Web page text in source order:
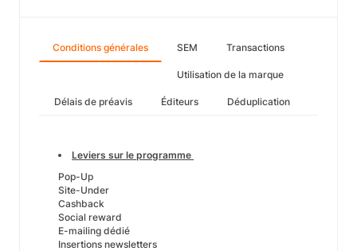
Conditions générales SEM Transactions
Utilisation de la marque
Délais de préavis Éditeurs Déduplication
Leviers sur le programme
Pop-Up
Site-Under
Cashback
Social reward
E-mailing dédié
Insertions newsletters